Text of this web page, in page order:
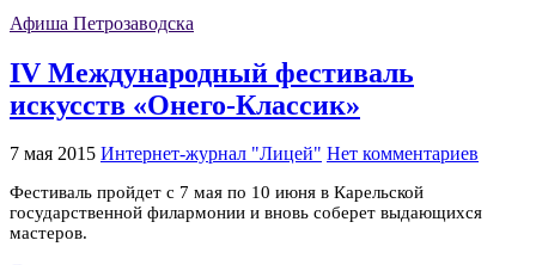
Афиша Петрозаводска
IV Международный фестиваль
искусств «Онего-Классик»
7 мая 2015 Интернет-журнал "Лицей" Нет комментариев
Фестиваль пройдет с 7 мая по 10 июня в Карельской
государственной филармонии и вновь соберет выдающихся
мастеров.